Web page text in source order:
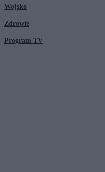
Wojsko
Zdrowie
Program TV